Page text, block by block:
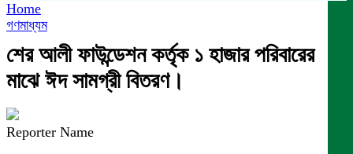
Home
গণমাধ্যম
শের আলী ফাউন্ডেশন কর্তৃক ১ হাজার পরিবারের
মাঝে ঈদ সামগ্রী বিতরণ।
Reporter Name